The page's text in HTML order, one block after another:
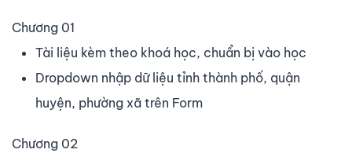
Chương 01
Tài liệu kèm theo khoá học, chuẩn bị vào học
Dropdown nhập dữ liệu tỉnh thành phố, quận
huyện, phường xã trên Form
Chương 02